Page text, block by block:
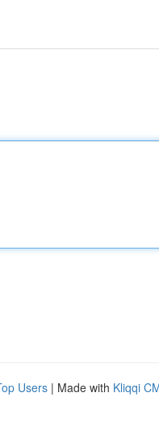
Users | Made with Kliqqi